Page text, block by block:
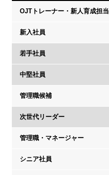
OJTトレーナー・新人育成担当
新入社員
若手社員
中堅社員
管理職候補
次世代リーダー
管理職・マネージャー
シニア社員